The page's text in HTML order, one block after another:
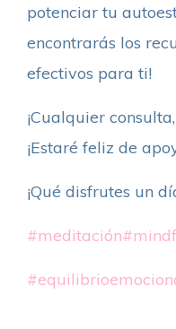
potenciar tu
encontrarás los
efectivos para ti!
¡Cualquier
¡Estaré feliz de
¡Qué disfrutes un
#meditación